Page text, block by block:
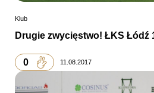
Klub
Drugie zwycięstwo! ŁKS Łódź
0 11.08.2017